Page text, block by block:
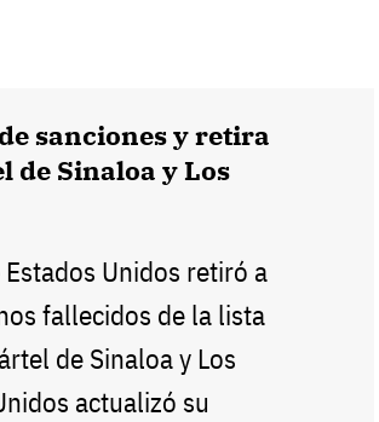
sanciones y retira
de Sinaloa y Los
Unidos retiró a
fallecidos de la lista
de Sinaloa y Los
actualizó su